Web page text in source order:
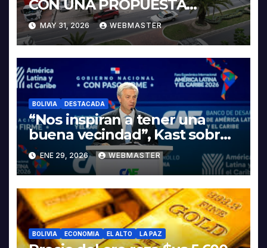
CON UNA PROPUESTA
INTEGRAL PARA IMPULSAR
LA ELECTROMOVILIDAD Y LA
INDUSTRIALIZACIÓN DEL
LITIO
MAY 31, 2026 WEBMASTER
BOLIVIA DESTACADA
“Nos inspiran a tener una
buena vecindad”, Kast sobre
discurso del presidente
Rodrigo Paz
ENE 29, 2026 WEBMASTER
BOLIVIA ECONOMIA EL ALTO LA PAZ